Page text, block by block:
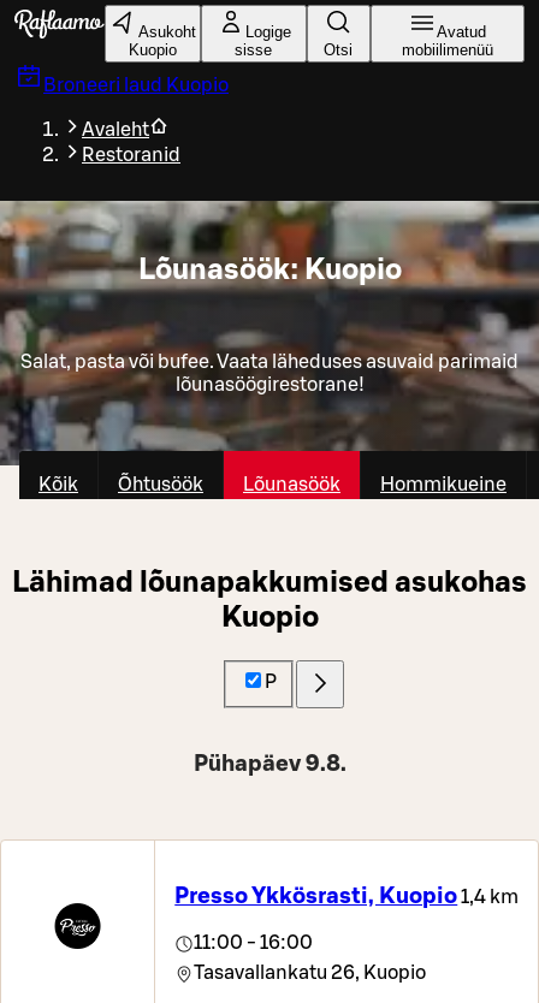
Liigu peamise sisu juurde
Asukoht
Kuopio
Logige
sisse
Otsi
Avatud
mobiilimenüü
Broneeri laud Kuopio
Avaleht
Restoranid
Lõunasöök: Kuopio
Salat, pasta või bufee. Vaata läheduses asuvaid parimaid
lõunasöögirestorane!
Kõik Õhtusöök Lõunasöök Hommikueine
Lähimad lõunapakkumised asukohas
Kuopio
P
Pühapäev 9.8.
Presso Ykkösrasti, Kuopio1,4 km
11:00 - 16:00
Tasavallankatu 26, Kuopio